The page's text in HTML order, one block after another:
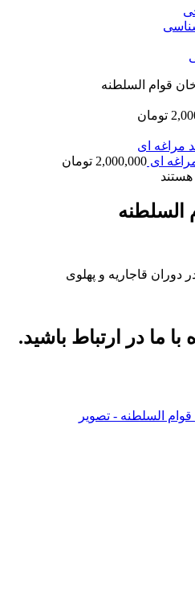
قوام السلطنه
تومان
ای 2,000,000 تومان
السلطنه
دوران قاجاریه و پهلوی
ما در ارتباط باشید.